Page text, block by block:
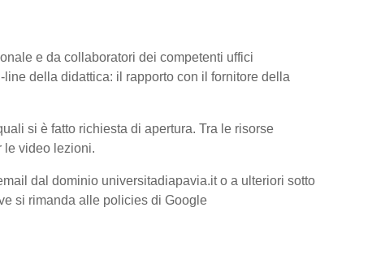
e da collaboratori dei competenti uffici
della didattica: il rapporto con il fornitore della
si è fatto richiesta di apertura. Tra le risorse
le video lezioni.
dal dominio universitadiapavia.it o a ulteriori sotto
si rimanda alle policies di Google